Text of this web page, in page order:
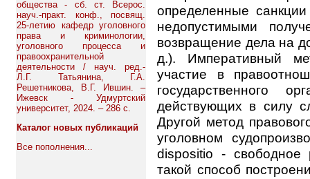
общества - сб. ст. Всерос.
науч.-практ. конф., посвящ.
25-летию кафедр уголовного
права и криминологии,
уголовного процесса и
правоохранительной
деятельности / науч. ред.-
Л.Г. Татьянина, Г.А.
Решетникова, В.Г. Ившин. –
Ижевск - Удмуртский
университет, 2024. – 286 с.
Каталог новых публикаций
Все пополнения...
определенные
недопустимыми
возвращение дела на
д.). Императивный
участие в
государственного
действующих в силу
Другой метод
уголовном
dispositio - свободное
такой способ